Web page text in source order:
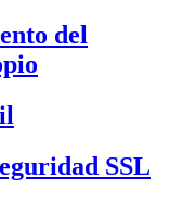
del
SSL